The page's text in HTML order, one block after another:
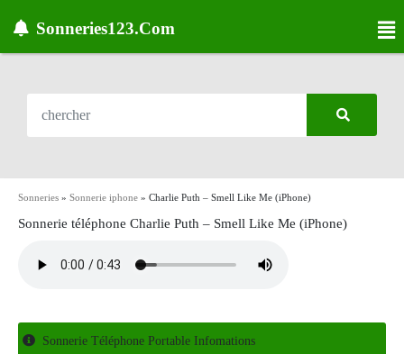
Sonneries123.Com
Sonneries » Sonnerie iphone » Charlie Puth – Smell Like Me (iPhone)
Sonnerie téléphone Charlie Puth – Smell Like Me (iPhone)
Sonnerie Téléphone Portable Infomations